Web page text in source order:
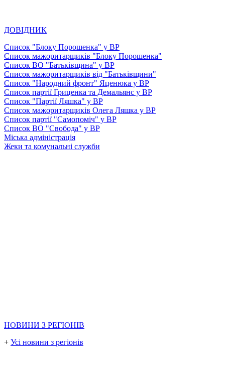
ДОВІДНИК
Список "Блоку Порошенка" у ВР
Список мажоритарщиків "Блоку Порошенка"
Список ВО "Батьківщина" у ВР
Список мажоритарщиків від "Батьківщини"
Список "Народний фронт" Яценюка у ВР
Список партії Гриценка та Демальянс у ВР
Список "Партії Ляшка" у ВР
Список мажоритарщиків Олега Ляшка у ВР
Список партії "Самопоміч" у ВР
Список ВО "Свобода" у ВР
Міська адміністрація
Жеки та комунальні служби
НОВИНИ З РЕГІОНІВ
+ Усі новини з регіонів